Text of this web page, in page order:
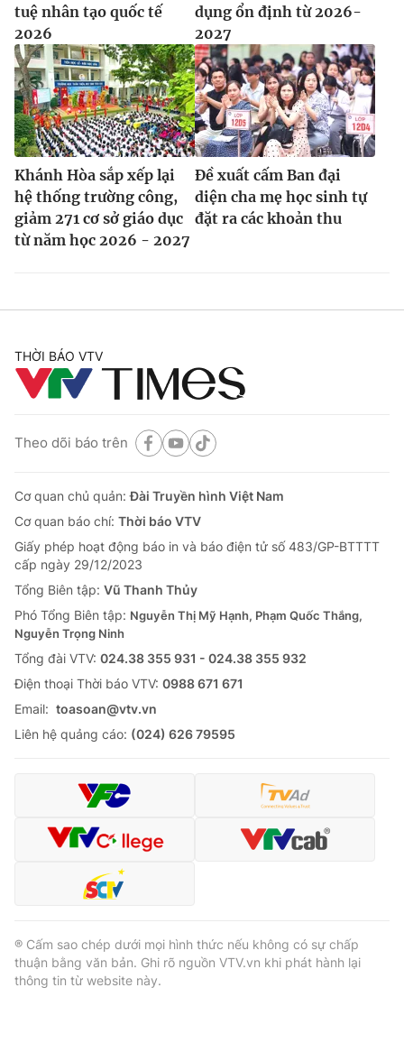
tuệ nhân tạo quốc tế
2026
dụng ổn định từ 2026-
2027
Khánh Hòa sắp xếp lại
hệ thống trường công,
giảm 271 cơ sở giáo dục
từ năm học 2026 - 2027
Đề xuất cấm Ban đại
diện cha mẹ học sinh tự
đặt ra các khoản thu
THỜI BÁO VTV
Theo dõi báo trên
Cơ quan chủ quản:Đài Truyền hình Việt Nam
Cơ quan báo chí: Thời báo VTV
Giấy phép hoạt động báo in và báo điện tử số 483/GP-BTTTT
cấp ngày 29/12/2023
Tổng Biên tập: Vũ Thanh Thủy
Phó Tổng Biên tập: Nguyễn Thị Mỹ Hạnh, Phạm Quốc Thắng,
Nguyễn Trọng Ninh
Tổng đài VTV: 024.38 355 931 - 024.38 355 932
Ðiện thoại Thời báo VTV: 0988 671 671
Email: toasoan@vtv.vn
Liên hệ quảng cáo: (024) 626 79595
® Cấm sao chép dưới mọi hình thức nếu không có sự chấp
thuận bằng văn bản. Ghi rõ nguồn VTV.vn khi phát hành lại
thông tin từ website này.